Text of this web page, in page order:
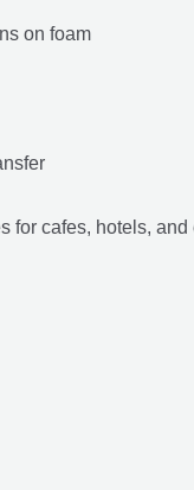
on foam
for cafes, hotels,